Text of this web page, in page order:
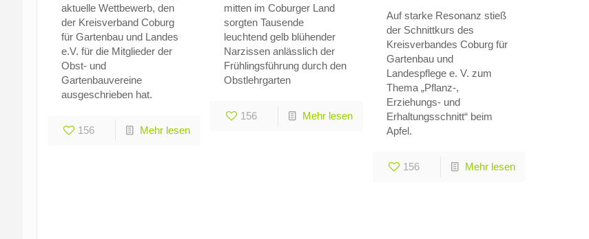
aktuelle Wettbewerb, den
der Kreisverband Coburg
für Gartenbau und Landes
e.V. für die Mitglieder der
Obst- und
Gartenbauvereine
ausgeschrieben hat.
156 Mehr lesen
mitten im Coburger Land
sorgten Tausende
leuchtend gelb blühender
Narzissen anlässlich der
Frühlingsführung durch den
Obstlehrgarten
156 Mehr lesen
Auf starke Resonanz stieß
der Schnittkurs des
Kreisverbandes Coburg für
Gartenbau und
Landespflege e. V. zum
Thema „Pflanz-,
Erziehungs- und
Erhaltungsschnitt“ beim
Apfel.
156 Mehr lesen